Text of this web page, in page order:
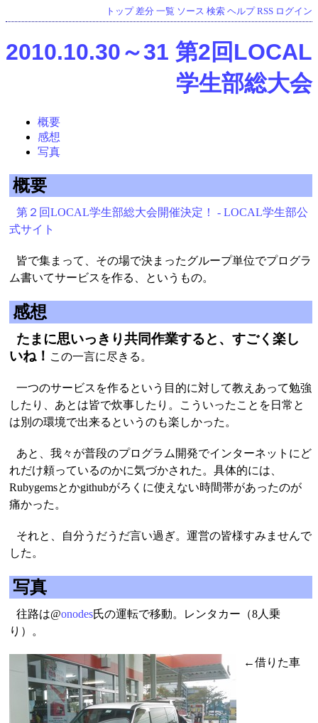
トップ 差分 一覧 ソース 検索 ヘルプ RSS ログイン
2010.10.30～31 第2回LOCAL
学生部総大会
概要
感想
写真
概要
第２回LOCAL学生部総大会開催決定！ - LOCAL学生部公
式サイト
皆で集まって、その場で決まったグループ単位でプログラ
ム書いてサービスを作る、というもの。
感想
たまに思いっきり共同作業すると、すごく楽し
いね！ この一言に尽きる。
一つのサービスを作るという目的に対して教えあって勉強
したり、あとは皆で炊事したり。こういったことを日常と
は別の環境で出来るというのも楽しかった。
あと、我々が普段のプログラム開発でインターネットにど
れだけ頼っているのかに気づかされた。具体的には、
Rubygemsとかgithubがろくに使えない時間帯があったのが
痛かった。
それと、自分うだうだ言い過ぎ。運営の皆様すみませんで
した。
写真
往路は@onodes氏の運転で移動。レンタカー（8人乗
り）。
←借りた車